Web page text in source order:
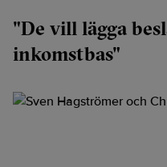
"De vill lägga
inkomstbas"